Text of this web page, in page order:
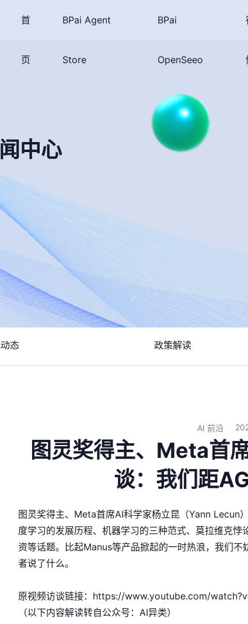
首
页
BPai Agent
Store
BPai
OpenSeeo
中心
态 政策解读
AI 前沿
图灵奖得主、Meta首
谈：我们距
图灵奖得主、Meta首席AI科学家杨立昆（Yann Lecun
度学习的发展历程、机器学习的三种范式、莫拉维克
资等话题。比起Manus等产品掀起的一时热浪，我们
者说了什么。
原视频访谈链接： https://www.youtube.com/
（以下内容解读转自公众号：AI异类）